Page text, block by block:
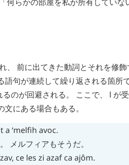
、 前に出てきた動詞とそれを修
語句が連続して繰り返される箇所
のが回避される。 ここで、 l が
にある場合もある。
a ʻmelfih avoc.
メルフィアもそうだ。
, ce les zi azaf ca ajôm.